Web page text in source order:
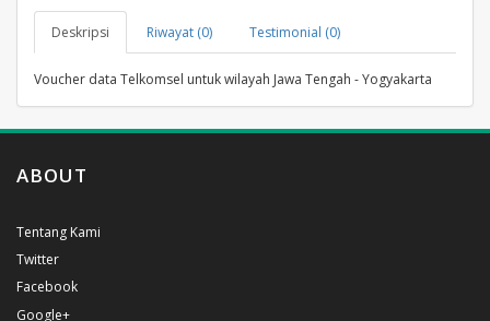
Deskripsi Riwayat (0) Testimonial (0)
Voucher data Telkomsel untuk wilayah Jawa Tengah - Yogyakarta
ABOUT
Tentang Kami
Twitter
Facebook
Google+